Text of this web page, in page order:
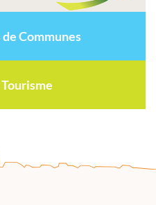
Communes